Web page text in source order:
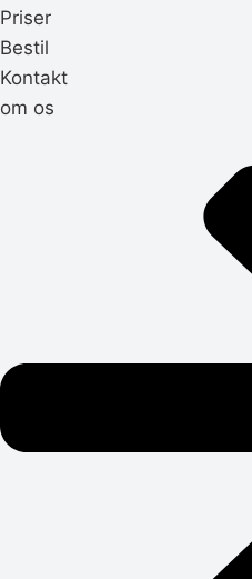
Priser
Bestil
Kontakt
om os